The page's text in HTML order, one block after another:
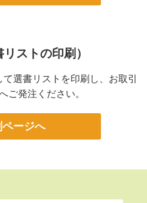
ストの印刷）
選書リストを印刷し、お取引
ご発注ください。
ページへ